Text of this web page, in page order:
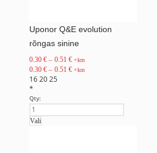
Uponor Q&E evolution
rõngas sinine
0.30€ – 0.51 € +km
0.30€ – 0.51 € +km
162025
*
Qty:
Vali